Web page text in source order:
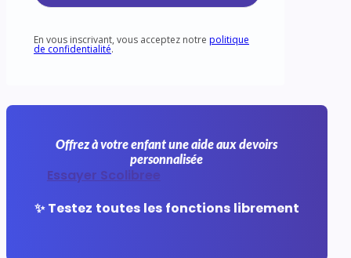
En vous inscrivant, vous acceptez notre politique
de confidentialité.
Offrez à votre enfant une aide aux devoirs
personnalisée
Essayer Scolibree
✨ Testez toutes les fonctions librement